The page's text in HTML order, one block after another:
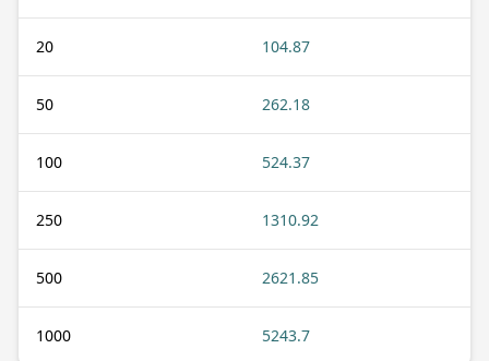
20 104.87
50 262.18
100 524.37
250 1310.92
500 2621.85
1000 5243.7